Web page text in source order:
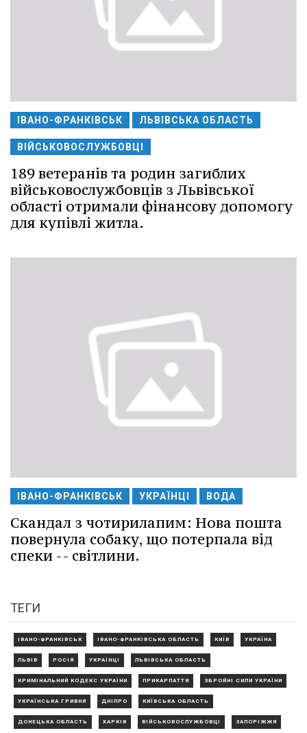
ІВАНО-ФРАНКІВСЬК ЛЬВІВСЬКА ОБЛАСТЬ
ВІЙСЬКОВОСЛУЖБОВЦІ
189 ветеранів та родин загиблих
військовослужбовців з Львівської
області отримали фінансову допомогу
для купівлі житла.
ІВАНО-ФРАНКІВСЬК УКРАЇНЦІ ВОДА
Скандал з чотирилапим: Нова пошта
повернула собаку, що потерпала від
спеки -- світлини.
ТЕГИ
ІВАНО-ФРАНКІВСЬК ІВАНО-ФРАНКІВСЬКА ОБЛАСТЬ КИЇВ УКРАЇНА
ЛЬВІВ РОСІЯ УКРАЇНЦІ ЛЬВІВСЬКА ОБЛАСТЬ
КРИМІНАЛЬНИЙ КОДЕКС УКРАЇНИ ПРИКАРПАТТЯ ЗБРОЙНІ СИЛИ УКРАЇНИ
УКРАЇНСЬКА ГРИВНЯ ДНІПРО КИЇВСЬКА ОБЛАСТЬ
ДОНЕЦЬКА ОБЛАСТЬ ХАРКІВ ВІЙСЬКОВОСЛУЖБОВЦІ ЗАПОРІЖЖЯ